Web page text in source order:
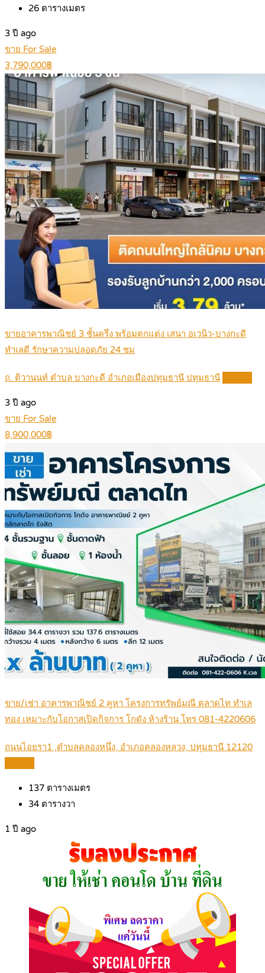
26 ตารางเมตร
3 ปี ago
ขาย For Sale
3,790,000฿
ขายอาคารพาณิชย์ 3 ชั้นครึ่ง พร้อมตกแต่ง เสนา อเวนิว-บางกะดี
ทำเลดี รักษาความปลอดภัย 24 ชม
ถ. ติวานนท์ ตำบล บางกะดี อำเภอเมืองปทุมธานี ปทุมธานี
3 ปี ago
ขาย For Sale
8,900,000฿
ขาย/เช่า อาคารพาณิชย์ 2 คูหา โครงการทรัพย์มณี ตลาดไท ทำเล
ทอง เหมาะกับโอกาสเปิดกิจการ โกดัง ห้างร้าน โทร 081-4220606
ถนนไอยรา1 ,ตำบลคลองหนึ่ง, อำเภอคลองหลวง, ปทุมธานี 12120
137 ตารางเมตร
34 ตารางวา
1 ปี ago